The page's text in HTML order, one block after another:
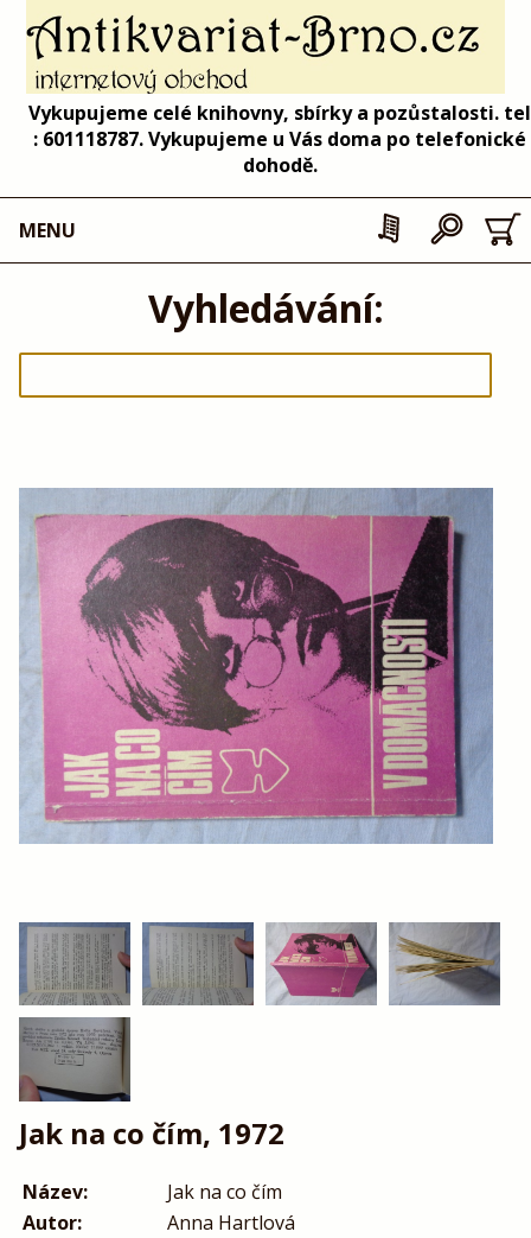
Vykupujeme celé knihovny, sbírky a pozůstalosti. tel
: 601118787. Vykupujeme u Vás doma po telefonické
dohodě.
MENU
Vyhledávání:
Jak na co čím, 1972
Název:
Jak na co čím
Autor:
Anna Hartlová